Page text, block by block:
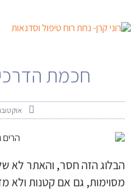
חכמת
אוקטובר 13,
הבלוג הזה חסר, והאתר לא
מסוימות, גם אם קטנות ולא